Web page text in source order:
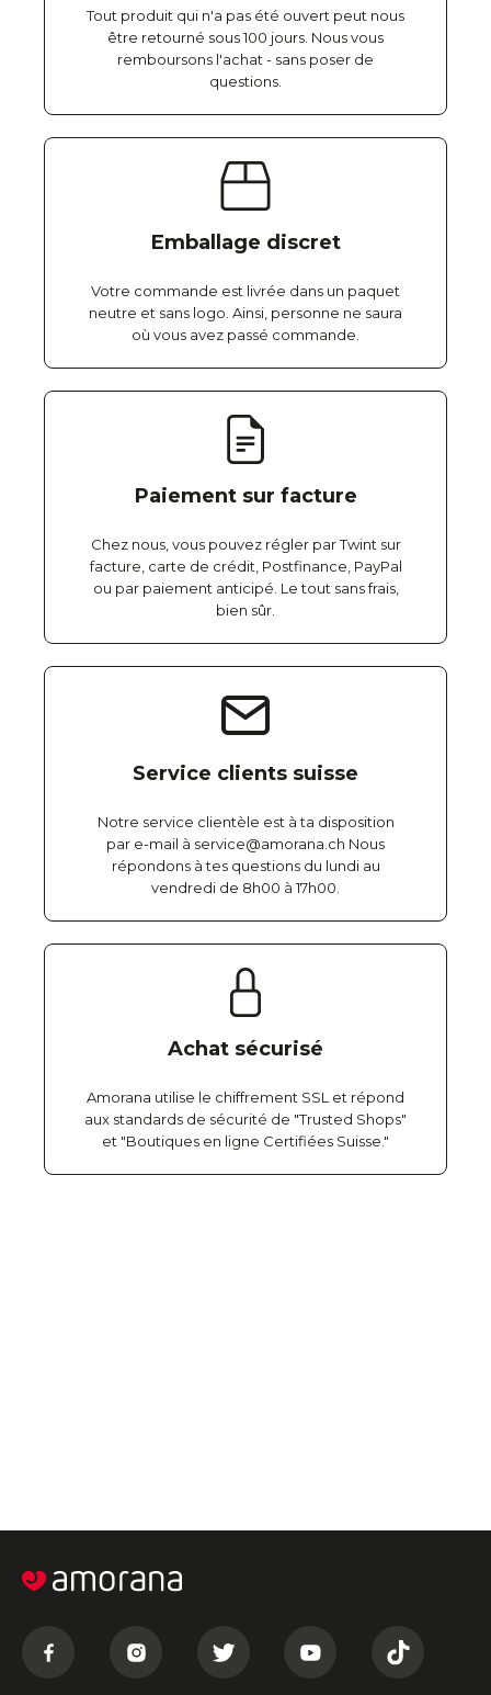
Tout produit qui n'a pas été ouvert peut nous
être retourné sous 100 jours. Nous vous
remboursons l'achat - sans poser de
questions.
Emballage discret
Votre commande est livrée dans un paquet
neutre et sans logo. Ainsi, personne ne saura
où vous avez passé commande.
Paiement sur facture
Chez nous, vous pouvez régler par Twint sur
facture, carte de crédit, Postfinance, PayPal
ou par paiement anticipé. Le tout sans frais,
bien sûr.
Service clients suisse
Notre service clientèle est à ta disposition
par e-mail à service@amorana.ch Nous
répondons à tes questions du lundi au
vendredi de 8h00 à 17h00.
Achat sécurisé
Amorana utilise le chiffrement SSL et répond
aux standards de sécurité de "Trusted Shops"
et "Boutiques en ligne Certifiées Suisse."